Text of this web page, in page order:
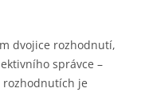
dvojice rozhodnutí,
správce –
rozhodnutích je